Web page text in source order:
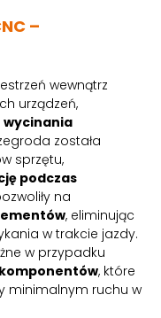
–
wewnątrz
urządzeń,
wycinania
została
sprzętu,
podczas
na
, eliminując
w trakcie jazdy.
w przypadku
, które
minimalnym ruchu w